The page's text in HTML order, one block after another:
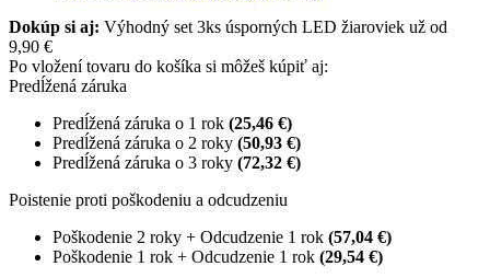
Dokúp si aj: Výhodný set 3ks úsporných LED žiaroviek už od
9,90 €
Po vložení tovaru do košíka si môžeš kúpiť aj:
Predĺžená záruka
Predĺžená záruka o 1 rok (25,46 €)
Predĺžená záruka o 2 roky (50,93 €)
Predĺžená záruka o 3 roky (72,32 €)
Poistenie proti poškodeniu a odcudzeniu
Poškodenie 2 roky + Odcudzenie 1 rok (57,04 €)
Poškodenie 1 rok + Odcudzenie 1 rok (29,54 €)